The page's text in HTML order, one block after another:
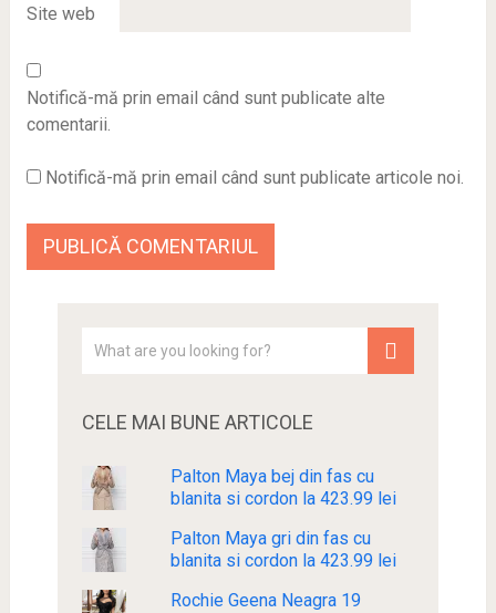
Site web
Notifică-mă prin email când sunt publicate alte
comentarii.
Notifică-mă prin email când sunt publicate articole noi.
CELE MAI BUNE ARTICOLE
Palton Maya bej din fas cu
blanita si cordon la 423.99 lei
Palton Maya gri din fas cu
blanita si cordon la 423.99 lei
Rochie Geena Neagra 19